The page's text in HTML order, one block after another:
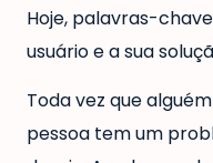
Hoje, palavras-
usuário e a sua
Toda vez que
pessoa tem um